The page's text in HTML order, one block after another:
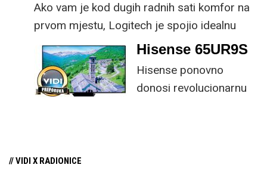
Ako vam je kod dugih radnih sati komfor na
prvom mjestu, Logitech je spojio idealnu
kombinaciju tipkovnice i miša s naprednim
funkcijama.
Hisense 65UR9S
Hisense ponovno
donosi revolucionarnu
// VIDI X RADIONICE